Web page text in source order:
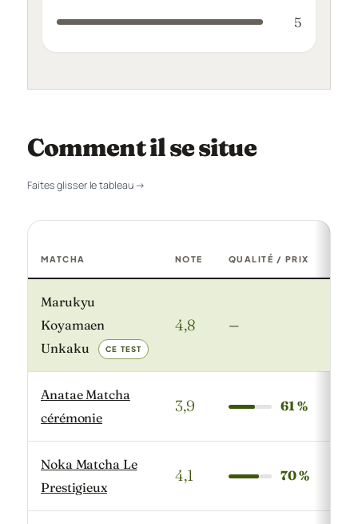
5
Comment il se situe
Faites glisser le tableau →
MATCHA NOTE QUALITÉ / PRIX
Marukyu
Koyamaen
Unkaku
CE TEST
4,8 —
Anatae Matcha
cérémonie
3,9 61 %
Noka Matcha Le
Prestigieux
4,1 70 %